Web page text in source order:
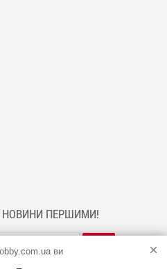
ви
НОВИНИ ПЕРШИМИ!